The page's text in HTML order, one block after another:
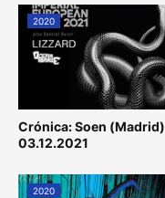
2020
Crónica: Soen (Madrid)
03.12.2021
2020